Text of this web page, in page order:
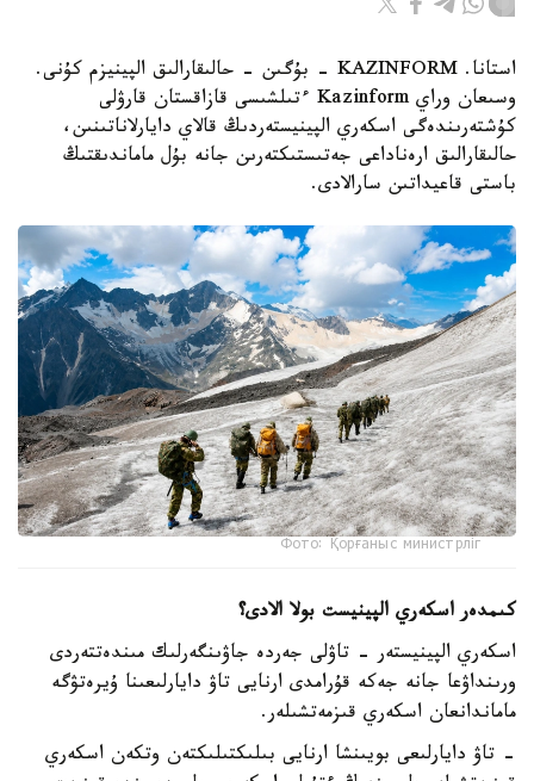
استانا. KAZINFORM - بۇگىن - حالىقارالىق الپينيزم كۇنى.
وسىعان وراي Kazinform ءتىلشىسى قازاقستان قارۋلى
كۇشتەرىندەگى اسكەري الپينيستەردىڭ قالاي دايارلاناتىنىن،
حالىقارالىق ارەناداعى جەتىستىكتەرىن جانە بۇل ماماندىقتىڭ
باستى قاعيداتىن سارالادى.
Фото: Қорғаныс министрліг
كىمدەر اسكەري الپينيست بولا الادى؟
اسكەري الپينيستەر - تاۋلى جەردە جاۋىنگەرلىك مىندەتتەردى
ورىنداۋعا جانە جەكە قۇرامدى ارنايى تاۋ دايارلىعىنا ۇيرەتۋگە
ماماندانعان اسكەري قىزمەتشىلەر.
- تاۋ دايارلىعى بويىنشا ارنايى بىلىكتىلىكتەن وتكەن اسكەري